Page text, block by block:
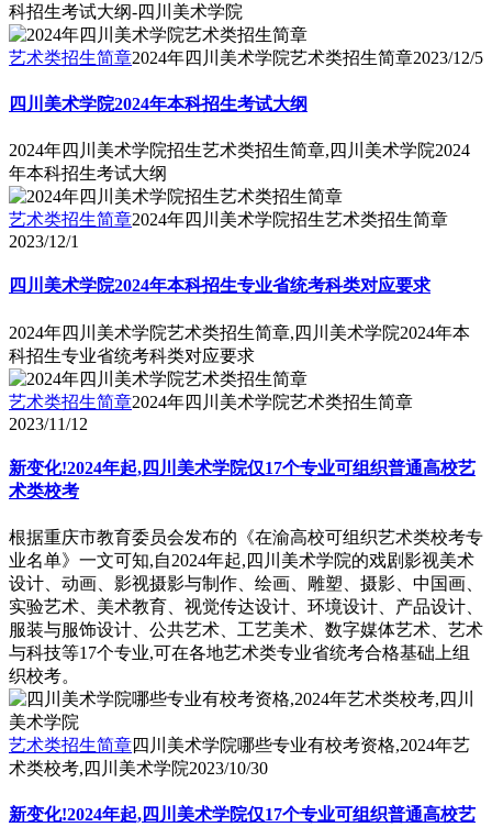
科招生考试大纲-四川美术学院
艺术类招生简章2024年四川美术学院艺术类招生简章2023/12/5
四川美术学院2024年本科招生考试大纲
2024年四川美术学院招生艺术类招生简章,四川美术学院2024
年本科招生考试大纲
艺术类招生简章2024年四川美术学院招生艺术类招生简章
2023/12/1
四川美术学院2024年本科招生专业省统考科类对应要求
2024年四川美术学院艺术类招生简章,四川美术学院2024年本
科招生专业省统考科类对应要求
艺术类招生简章2024年四川美术学院艺术类招生简章
2023/11/12
新变化!2024年起,四川美术学院仅17个专业可组织普通高校艺
术类校考
根据重庆市教育委员会发布的《在渝高校可组织艺术类校考专
业名单》一文可知,自2024年起,四川美术学院的戏剧影视美术
设计、动画、影视摄影与制作、绘画、雕塑、摄影、中国画、
实验艺术、美术教育、视觉传达设计、环境设计、产品设计、
服装与服饰设计、公共艺术、工艺美术、数字媒体艺术、艺术
与科技等17个专业,可在各地艺术类专业省统考合格基础上组
织校考。
艺术类招生简章四川美术学院哪些专业有校考资格,2024年艺
术类校考,四川美术学院2023/10/30
新变化!2024年起,四川美术学院仅17个专业可组织普通高校艺